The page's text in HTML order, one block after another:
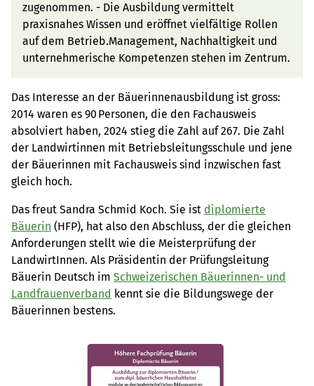
zugenommen. - Die Ausbildung vermittelt
praxisnahes Wissen und eröffnet vielfältige Rollen
auf dem Betrieb.Management, Nachhaltigkeit und
unternehmerische Kompetenzen stehen im Zentrum.
Das Interesse an der Bäuerinnenausbildung ist gross:
2014 waren es 90 Personen, die den Fachausweis
absolviert haben, 2024 stieg die Zahl auf 267. Die Zahl
der Landwirtinnen mit Betriebsleitungsschule und jene
der Bäuerinnen mit Fachausweis sind inzwischen fast
gleich hoch.
Das freut Sandra Schmid Koch. Sie ist diplomierte
Bäuerin (HFP), hat also den Abschluss, der die gleichen
Anforderungen stellt wie die Meisterprüfung der
LandwirtInnen. Als Präsidentin der Prüfungsleitung
Bäuerin Deutsch im Schweizerischen Bäuerinnen- und
Landfrauenverband kennt sie die Bildungswege der
Bäuerinnen bestens.